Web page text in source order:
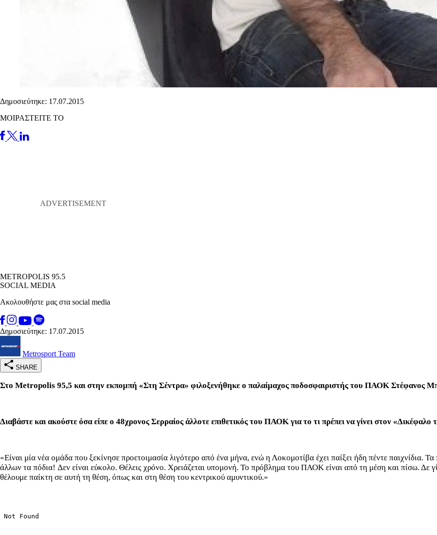
Δημοσιεύτηκε: 17.07.2015
ΜΟΙΡΑΣΤΕΙΤΕ ΤΟ
METROPOLIS 95.5
SOCIAL MEDIA
Ακολουθήστε μας στα social media
Δημοσιεύτηκε: 17.07.2015
Metrosport Team
SHARE
Στο Metropolis 95,5 και στην εκπομπή «Στη Σέντρα» φιλοξενήθηκε ο παλαίμαχος ποδοσφαιριστής του ΠΑΟΚ Στέφανος
Διαβάστε και ακούστε όσα είπε ο 48χρονος Σερραίος άλλοτε επιθετικός του ΠΑΟΚ για το τι πρέπει να γίνει στον «Δικέφαλο
«Είναι μία νέα ομάδα που ξεκίνησε προετοιμασία λιγότερο από ένα μήνα, ενώ η Λοκομοτίβα έχει παίξει ήδη πέντε παιχνίδια.
άλλων τα πόδια! Δεν είναι εύκολο. Θέλεις χρόνο. Χρειάζεται υπομονή. Το πρόβλημα του ΠΑΟΚ είναι από τη μέση και πίσω. Δε
θέλουμε παίκτη σε αυτή τη θέση, όπως και στη θέση του κεντρικού αμυντικού.»